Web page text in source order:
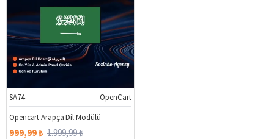
%50
SA74
OpenCart
Opencart Arapça Dil Modülü
999,99 ₺ 1.999,99 ₺